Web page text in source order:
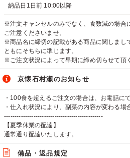
納品日1日前 10:00以降
※注文キャンセルのみでなく、食数減の場合
ご注意くださいませ。
※商品名に締切の記載がある商品に関しまし
ともにそちらに準じます。
※ご注文状況によって早期に締め切らせて頂
京懐石村瀬のお知らせ
・100食を超えるご注文の場合は、お電話に
・仕入れ状況により、副菜の内容が変わる場
-----------------------------------------------
【夏季休業の配達】
通常通り配達いたします。
備品・返品規定